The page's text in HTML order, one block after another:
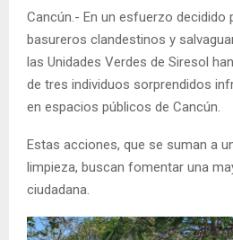
Cancún.- En un esfuerzo decidido
basureros clandestinos y
las Unidades Verdes de Siresol
de tres individuos sorprendidos
en espacios públicos de Cancún.
Estas acciones, que se suman a
limpieza, buscan fomentar una
ciudadana.